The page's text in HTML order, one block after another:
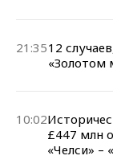
21:3512
«Золотом
10:02
£447 млн
«Челси» –